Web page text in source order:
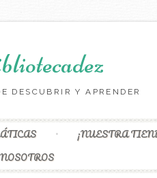
DESCUBRIR Y APRENDER
¡NUESTRA
NOSOTROS